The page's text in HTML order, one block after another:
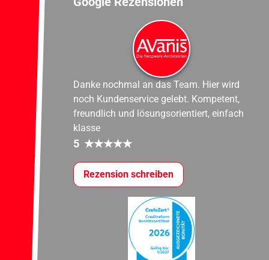
Danke nochmal an das Team. Hier wird
noch Kundenservice gelebt. Kompetent,
freundlich und lösungsorientiert, einfach
klasse
5 ★★★★★
Rezension schreiben